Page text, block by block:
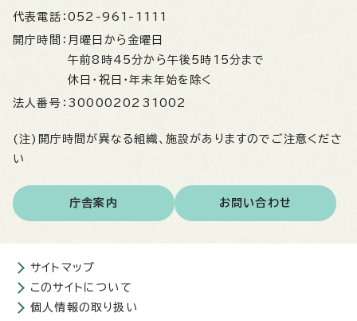
代表電話： 052-961-1111
開庁時間： 月曜日から金曜日
午前8時45分から午後5時15分まで
休日・祝日・年末年始を除く
法人番号： 3000020231002
(注)開庁時間が異なる組織、施設がありますのでご注意くださ
い
庁舎案内 お問い合わせ
サイトマップ
このサイトについて
個人情報の取り扱い